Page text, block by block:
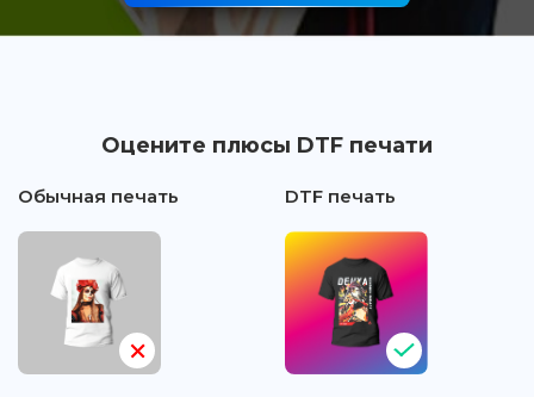
Оцените плюсы DTF печати
Обычная печать DTF печать